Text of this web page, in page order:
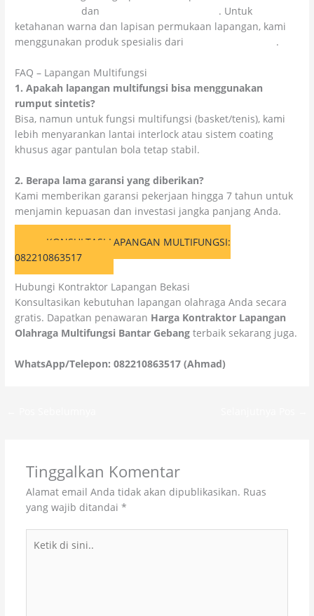
dan
. Untuk
ketahanan warna dan lapisan permukaan lapangan, kami
menggunakan produk spesialis dari
.
FAQ – Lapangan Multifungsi
1. Apakah lapangan multifungsi bisa menggunakan
rumput sintetis?
Bisa, namun untuk fungsi multifungsi (basket/tenis), kami
lebih menyarankan lantai interlock atau sistem coating
khusus agar pantulan bola tetap stabil.
2. Berapa lama garansi yang diberikan?
Kami memberikan garansi pekerjaan hingga 7 tahun untuk
menjamin kepuasan dan investasi jangka panjang Anda.
KONSULTASI LAPANGAN MULTIFUNGSI:
082210863517
Hubungi Kontraktor Lapangan Bekasi
Konsultasikan kebutuhan lapangan olahraga Anda secara
gratis. Dapatkan penawaran Harga Kontraktor Lapangan
Olahraga Multifungsi Bantar Gebang terbaik sekarang juga.
WhatsApp/Telepon: 082210863517 (Ahmad)
Tinggalkan Komentar
Alamat email Anda tidak akan dipublikasikan. Ruas
yang wajib ditandai *